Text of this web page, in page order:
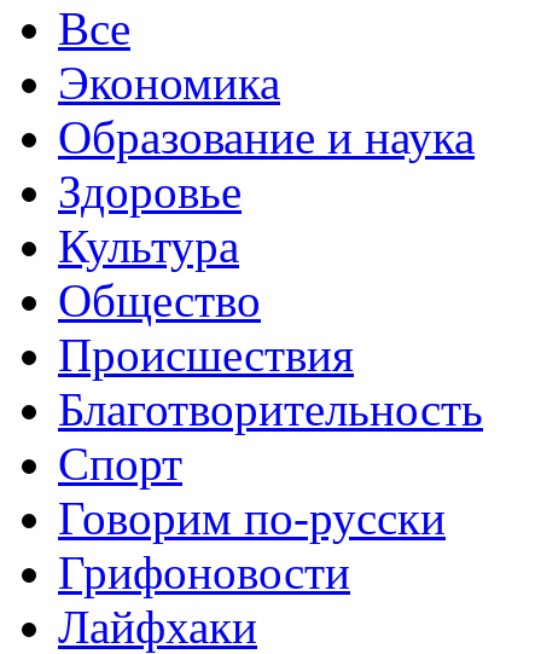
Все
Экономика
Образование и наука
Здоровье
Культура
Общество
Происшествия
Благотворительность
Спорт
Говорим по-русски
Грифоновости
Лайфхаки